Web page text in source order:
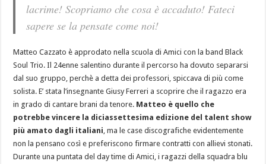
lacrime! Scopriamo che cosa è accaduto! Fateci
sapere se la pensate come noi!
Matteo Cazzato è approdato nella scuola di Amici con la band Black
Soul Trio. Il 24enne salentino durante il percorso ha dovuto separarsi
dal suo gruppo, perchè a detta dei professori, spiccava di più come
solista. E’ stata l’insegnante Giusy Ferreri a scoprire che il ragazzo era
in grado di cantare brani da tenore. Matteo è quello che
potrebbe vincere la diciassettesima edizione del talent show
più amato dagli italiani, ma le case discografiche evidentemente
non la pensano così e preferiscono firmare contratti con allievi stonati.
Durante una puntata del day time di Amici, i ragazzi della squadra blu